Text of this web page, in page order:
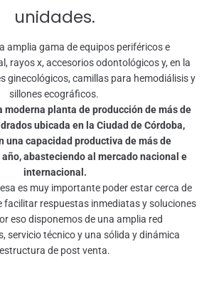
unidades.
amplia gama de equipos periféricos e
rayos x, accesorios odontológicos y, en la
ginecológicos, camillas para hemodiálisis y
sillones ecográficos.
moderna planta de producción de más de
ubicada en la Ciudad de Córdoba,
una capacidad productiva de más de
abasteciendo al mercado nacional e
internacional.
es muy importante poder estar cerca de
facilitar respuestas inmediatas y soluciones
eso disponemos de una amplia red
servicio técnico y una sólida y dinámica
estructura de post venta.